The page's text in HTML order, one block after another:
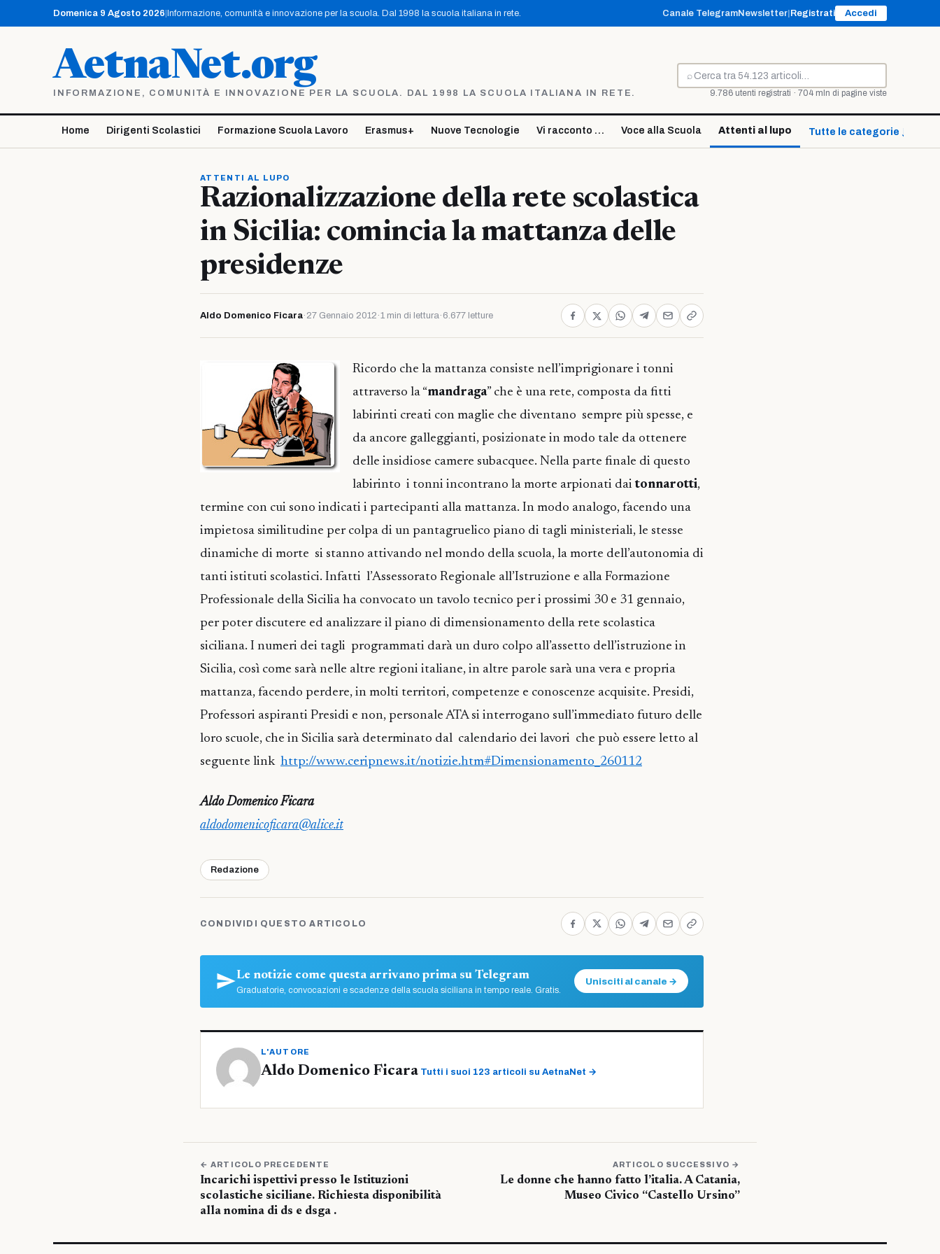
contenuto
Domenica 9 Agosto 2026 Informazione, comunità e innovazione per la scuola. Dal 1998 la scuola italiana in rete. Canale TelegramNewsletter Registrati Accedi
AetnaNet.org
INFORMAZIONE, COMUNITÀ E INNOVAZIONE PER LA SCUOLA. DAL 1998 LA SCUOLA ITALIANA IN RETE.
⌕
Cerca
9.786 utenti registrati · 704 mln di pagine viste
Home Dirigenti Scolastici Formazione Scuola Lavoro Erasmus+ Nuove Tecnologie Vi racconto … Voce alla Scuola Attenti al lupo Tutte le categorie ↓
ATTENTI AL LUPO
Razionalizzazione della rete scolastica
in Sicilia: comincia la mattanza delle
presidenze
Aldo Domenico Ficara· 27 Gennaio 2012 ·1 min di lettura· 6.677 letture
Ricordo che la mattanza consiste nell’imprigionare i tonni
attraverso la “mandraga” che è una rete, composta da fitti
labirinti creati con maglie che diventano sempre più spesse, e
da ancore galleggianti, posizionate in modo tale da ottenere
delle insidiose camere subacquee. Nella parte finale di questo
labirinto i tonni incontrano la morte arpionati daitonnarotti,
termine con cui sono indicati i partecipanti alla mattanza. In modo analogo, facendo una
impietosa similitudine per colpa di un pantagruelico piano di tagli ministeriali, le stesse
dinamiche di morte si stanno attivando nel mondo della scuola, la morte dell’autonomia di
tanti istituti scolastici. Infatti l’Assessorato Regionale all’Istruzione e alla Formazione
Professionale della Sicilia ha convocato un tavolo tecnico per i prossimi 30 e 31 gennaio,
per poter discutere ed analizzare il piano di dimensionamento della rete scolastica
siciliana. I numeri dei tagli programmati darà un duro colpo all’assetto dell’istruzione in
Sicilia, così come sarà nelle altre regioni italiane, in altre parole sarà una vera e propria
mattanza, facendo perdere, in molti territori, competenze e conoscenze acquisite. Presidi,
Professori aspiranti Presidi e non, personale ATA si interrogano sull’immediato futuro delle
loro scuole, che in Sicilia sarà determinato dal calendario dei lavori che può essere letto al
seguente link http://www.ceripnews.it/notizie.htm#Dimensionamento_260112
Aldo Domenico Ficara
aldodomenicoficara@alice.it
Redazione
CONDIVIDI QUESTO ARTICOLO
Le notizie come questa arrivano prima su Telegram
Graduatorie, convocazioni e scadenze della scuola siciliana in tempo reale. Gratis.
Unisciti al canale →
L'AUTORE
Aldo Domenico Ficara Tutti i suoi 123 articoli su AetnaNet →
← ARTICOLO PRECEDENTE
Incarichi ispettivi presso le Istituzioni
scolastiche siciliane. Richiesta disponibilità
alla nomina di ds e dsga .
ARTICOLO SUCCESSIVO →
Le donne che hanno fatto l’italia. A Catania,
Museo Civico “Castello Ursino”